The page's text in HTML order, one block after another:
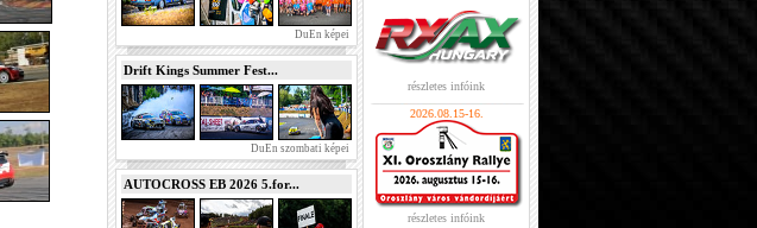
DuEn képei
Drift Kings Summer Fest...
DuEn szombati képei
AUTOCROSS EB 2026 5.for...
részletes infóink
2026.08.15-16.
részletes infóink